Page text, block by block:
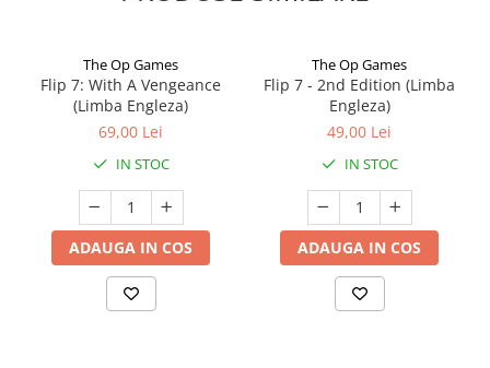
The Op Games
Flip 7: With A Vengeance
(Limba Engleza)
69,00 Lei
IN STOC
ADAUGA IN COS
The Op Games
Flip 7 - 2nd Edition (Limba
Engleza)
49,00 Lei
IN STOC
ADAUGA IN COS